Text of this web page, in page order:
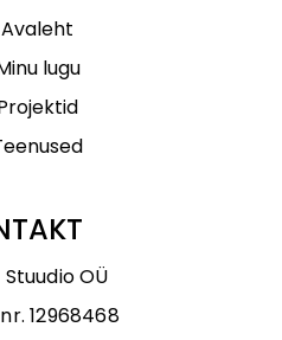
Avaleht
lugu
OÜ
12968468